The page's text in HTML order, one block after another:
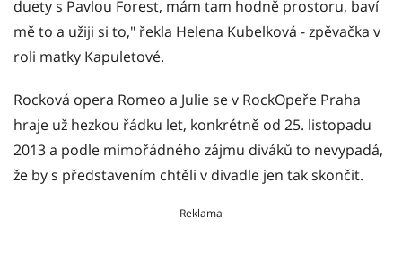
duety s Pavlou Forest, mám tam hodně prostoru, baví
mě to a užiji si to," řekla Helena Kubelková - zpěvačka v
roli matky Kapuletové.
Rocková opera Romeo a Julie se v RockOpeře Praha
hraje už hezkou řádku let, konkrétně od 25. listopadu
2013 a podle mimořádného zájmu diváků to nevypadá,
že by s představením chtěli v divadle jen tak skončit.
Reklama